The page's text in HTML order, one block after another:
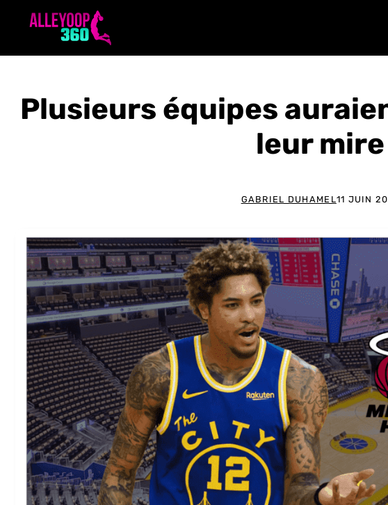
Plusieurs équipes
leur mire
GABRIEL DUHAMEL11 JUIN